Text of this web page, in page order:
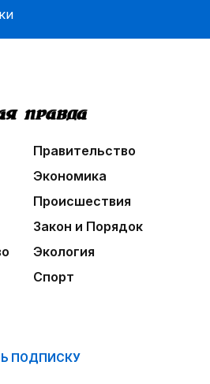
Правительство
Экономика
Происшествия
Закон и Порядок
Экология
Спорт
ПОДПИСКУ